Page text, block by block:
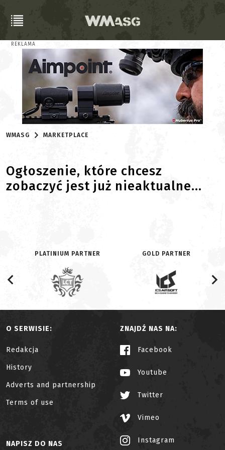
REKLAMA
WMASG MARKETPLACE
Ogłoszenie, które chcesz
zobaczyć jest już nieaktualne...
PLATINIUM PARTNER GOLD PARTNER
O SERWISIE:
Redakcja
History
Adverts and partnership
Terms of use
ZNAJDŹ NAS NA:
Facebook
Youtube
Twitter
Vimeo
Instagram
NAPISZ DO NAS